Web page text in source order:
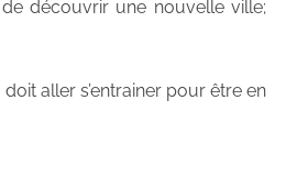
découvrir une nouvelle ville;
aller s’entrainer pour être en